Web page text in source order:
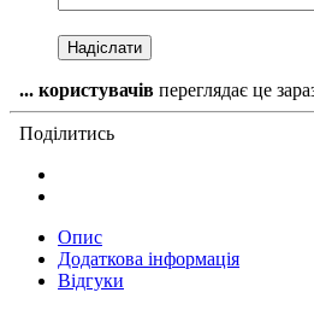
... користувачів переглядає це
Поділитись
Опис
Додаткова інформація
Відгуки